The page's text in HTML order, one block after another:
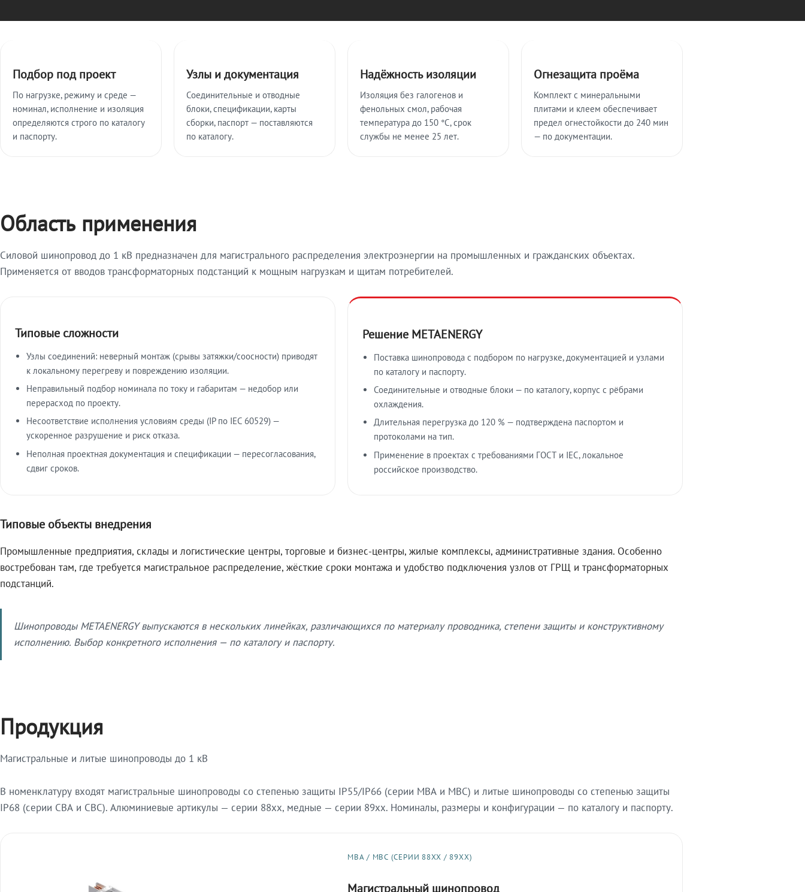
Подбор под проект
По нагрузке, режиму и среде —
номинал, исполнение и изоляция
определяются строго по каталогу
и паспорту.
Узлы и документация
Соединительные и отводные
блоки, спецификации, карты
сборки, паспорт — поставляются
по каталогу.
Надёжность изоляции
Изоляция без галогенов и
фенольных смол, рабочая
температура до 150 °C, срок
службы не менее 25 лет.
Огнезащита проёма
Комплект с минеральными
плитами и клеем обеспечивает
предел огнестойкости до 240 мин
— по документации.
Область применения
Силовой шинопровод до 1 кВ предназначен для магистрального распределения электроэнергии на промышленных и гражданских объектах.
Применяется от вводов трансформаторных подстанций к мощным нагрузкам и щитам потребителей.
Типовые сложности
Узлы соединений: неверный монтаж (срывы затяжки/соосности) приводят
к локальному перегреву и повреждению изоляции.
Неправильный подбор номинала по току и габаритам — недобор или
перерасход по проекту.
Несоответствие исполнения условиям среды (IP по IEC 60529) —
ускоренное разрушение и риск отказа.
Неполная проектная документация и спецификации — пересогласования,
сдвиг сроков.
Решение METAENERGY
Поставка шинопровода с подбором по нагрузке, документацией и узлами
по каталогу и паспорту.
Соединительные и отводные блоки — по каталогу, корпус с рёбрами
охлаждения.
Длительная перегрузка до 120 % — подтверждена паспортом и
протоколами на тип.
Применение в проектах с требованиями ГОСТ и IEC, локальное
российское производство.
Типовые объекты внедрения
Промышленные предприятия, склады и логистические центры, торговые и бизнес-центры, жилые комплексы, административные здания. Особенно
востребован там, где требуется магистральное распределение, жёсткие сроки монтажа и удобство подключения узлов от ГРЩ и трансформаторных
подстанций.
Шинопроводы METAENERGY выпускаются в нескольких линейках, различающихся по материалу проводника, степени защиты и конструктивному
исполнению. Выбор конкретного исполнения — по каталогу и паспорту.
Продукция
Магистральные и литые шинопроводы до 1 кВ
В номенклатуру входят магистральные шинопроводы со степенью защиты IP55/IP66 (серии МВА и МВС) и литые шинопроводы со степенью защиты
IP68 (серии СВА и СВС). Алюминиевые артикулы — серии 88xx, медные — серии 89xx. Номиналы, размеры и конфигурации — по каталогу и паспорту.
МВА / МВС (СЕРИИ 88XX / 89XX)
Магистральный шинопровод